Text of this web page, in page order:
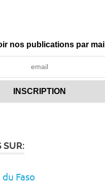
nos publications par mail
SUR:
Faso